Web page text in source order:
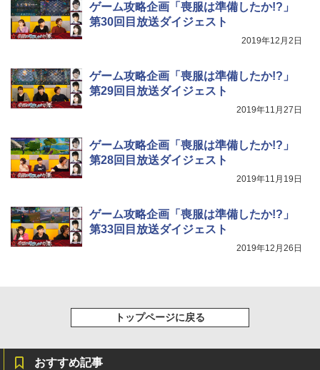
ゲーム攻略企画「喪服は準備したか!?」
第30回目放送ダイジェスト
2019年12月2日
ゲーム攻略企画「喪服は準備したか!?」
第29回目放送ダイジェスト
2019年11月27日
ゲーム攻略企画「喪服は準備したか!?」
第28回目放送ダイジェスト
2019年11月19日
ゲーム攻略企画「喪服は準備したか!?」
第33回目放送ダイジェスト
2019年12月26日
トップページに戻る
おすすめ記事